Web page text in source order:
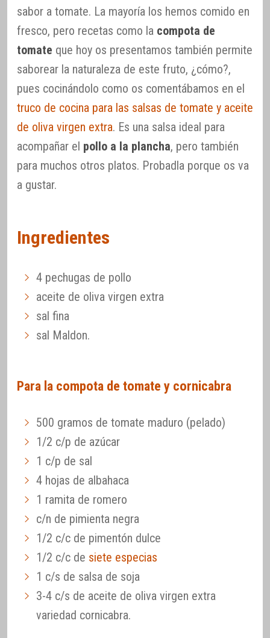
sabor a tomate. La mayoría los hemos comido en
fresco, pero recetas como la compota de
tomate que hoy os presentamos también permite
saborear la naturaleza de este fruto, ¿cómo?,
pues cocinándolo como os comentábamos en el
truco de cocina para las salsas de tomate y aceite
de oliva virgen extra. Es una salsa ideal para
acompañar el pollo a la plancha, pero también
para muchos otros platos. Probadla porque os va
a gustar.
Ingredientes
4 pechugas de pollo
aceite de oliva virgen extra
sal fina
sal Maldon.
Para la compota de tomate y cornicabra
500 gramos de tomate maduro (pelado)
1/2 c/p de azúcar
1 c/p de sal
4 hojas de albahaca
1 ramita de romero
c/n de pimienta negra
1/2 c/c de pimentón dulce
1/2 c/c de siete especias
1 c/s de salsa de soja
3-4 c/s de aceite de oliva virgen extra
variedad cornicabra.